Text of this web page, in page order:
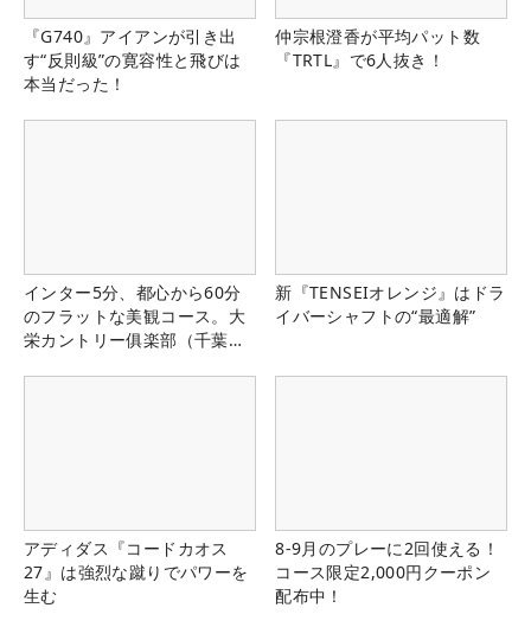
『G740』アイアンが引き出
す“反則級”の寛容性と飛びは
本当だった！
仲宗根澄香が平均パット数
『TRTL』で6人抜き！
インター5分、都心から60分
のフラットな美観コース。大
栄カントリー俱楽部（千葉
新『TENSEIオレンジ』はドラ
イバーシャフトの“最適解”
アディダス『コードカオス
27』は強烈な蹴りでパワーを
生む
8-9月のプレーに2回使える！
コース限定2,000円クーポン
配布中！